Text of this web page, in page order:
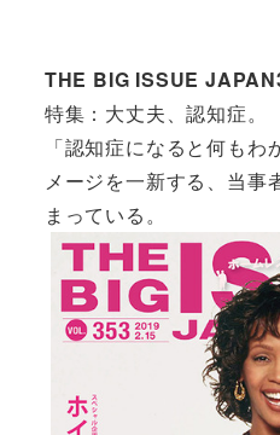
THE BIG ISSUE
特集：大丈夫、認知症。
「認知症になると何も
メージを一新する、当事
まっている。